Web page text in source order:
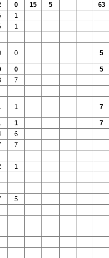
0 15 5 63
1
1
0 5
0 5
7
1 7
1 7
6
7
1
5